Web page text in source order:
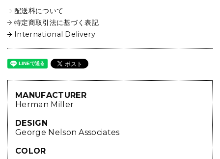
配送料について
特定商取引法に基づく表記
International Delivery
MANUFACTURER
Herman Miller
DESIGN
George Nelson Associates
COLOR